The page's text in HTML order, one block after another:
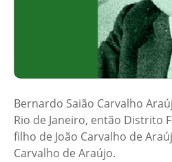
Bernardo Saião Carvalho
Rio de Janeiro, então Distrito
filho de João Carvalho de
Carvalho de Araújo.